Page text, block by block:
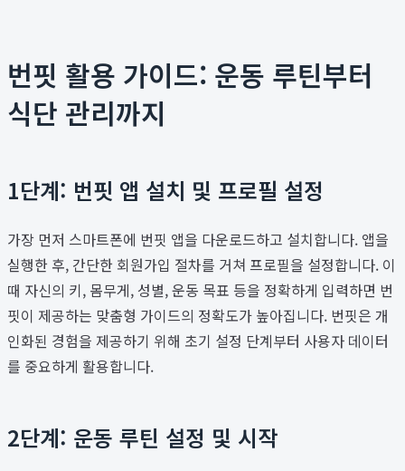
번핏 활용 가이드: 운동 루틴부터
식단 관리까지
1단계: 번핏 앱 설치 및 프로필 설정
가장 먼저 스마트폰에 번핏 앱을 다운로드하고 설치합니다. 앱을
실행한 후, 간단한 회원가입 절차를 거쳐 프로필을 설정합니다. 이
때 자신의 키, 몸무게, 성별, 운동 목표 등을 정확하게 입력하면 번
핏이 제공하는 맞춤형 가이드의 정확도가 높아집니다. 번핏은 개
인화된 경험을 제공하기 위해 초기 설정 단계부터 사용자 데이터
를 중요하게 활용합니다.
2단계: 운동 루틴 설정 및 시작